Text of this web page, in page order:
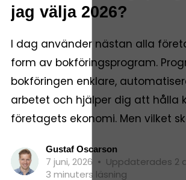
jag välja 2026?
I dag använder nästan alla
form av bokföringsprogram.
bokföringen enklare,
arbetet och hjälper dig att hålla
företagets ekonomi. Men vilket
Gustaf Oscarson
7 juni, 2026 • Uppdaterades 2
3 minuters läsning